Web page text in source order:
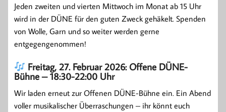
Jeden zweiten und vierten Mittwoch im Monat ab 15 Uhr
wird in der DÜNE für den guten Zweck gehäkelt. Spenden
von Wolle, Garn und so weiter werden gerne
entgegengenommen!
Freitag, 27. Februar 2026: Offene DÜNE-
Bühne – 18:30-22:00 Uhr
Wir laden erneut zur Offenen DÜNE-Bühne ein. Ein Abend
voller musikalischer Überraschungen – ihr könnt euch